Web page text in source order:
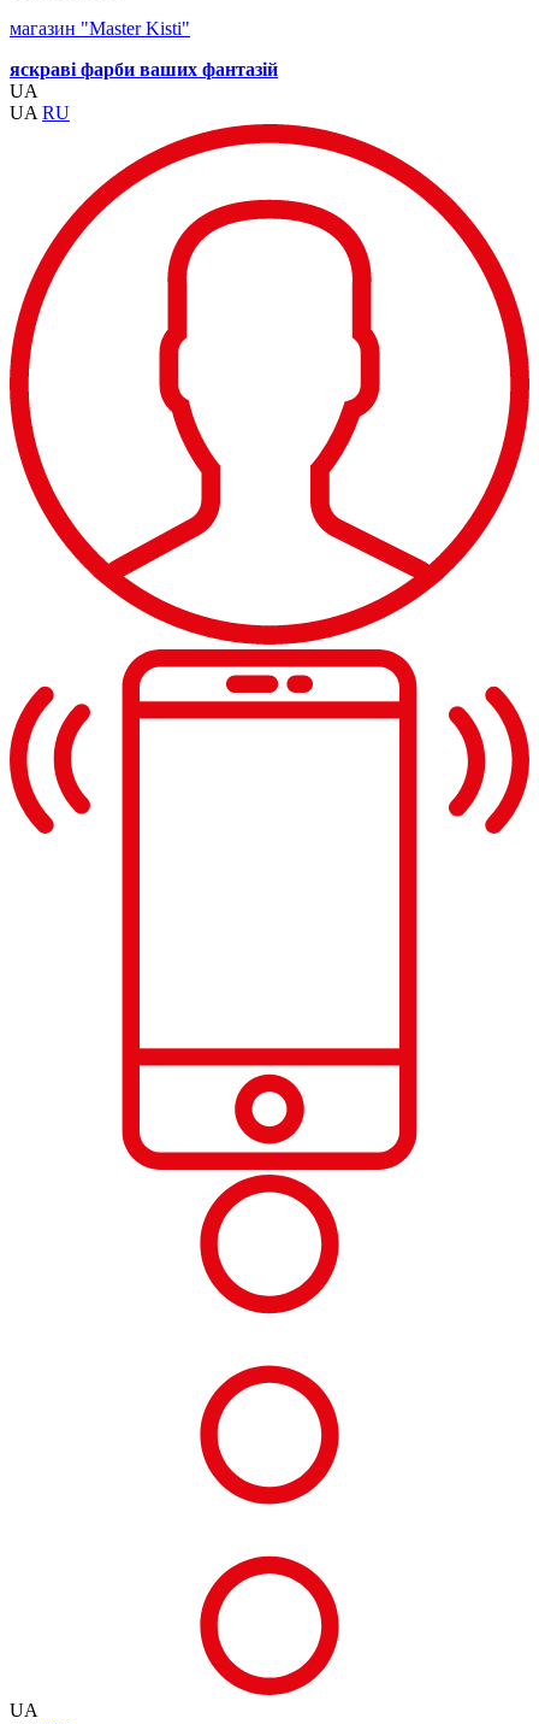
магазин "Master Kisti"
яскраві фарби ваших фантазій
UA
UA RU
UA